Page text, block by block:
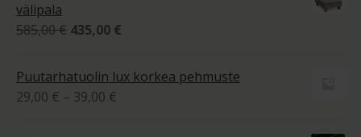
välipala
585,00€ Alkuperäinen
oli:
585,00 €.
435,00 €
on:
Puutarhatuolin lux korkea pehmuste
29,00 € – 39,00 €